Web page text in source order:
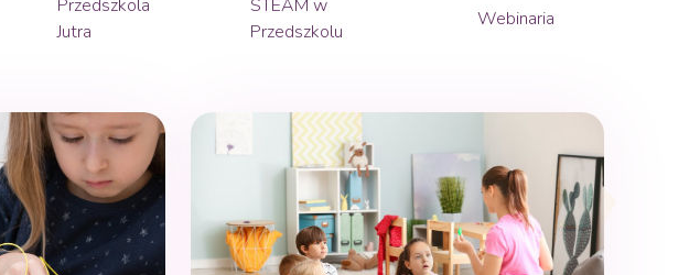
Przedszkola
Jutra
STEAM w
Przedszkolu
Webinaria